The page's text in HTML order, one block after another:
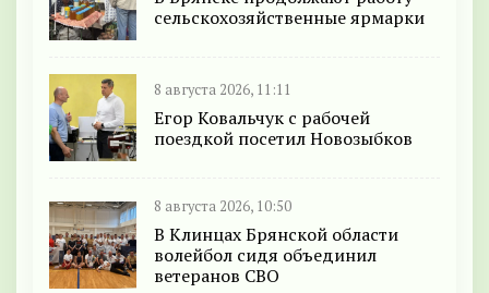
сельскохозяйственные ярмарки
8 августа 2026, 11:11
Егор Ковальчук с рабочей
поездкой посетил Новозыбков
8 августа 2026, 10:50
В Клинцах Брянской области
волейбол сидя объединил
ветеранов СВО